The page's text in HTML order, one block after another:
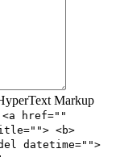
Markup
<a href=""
<b>
datetime="">